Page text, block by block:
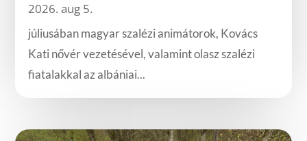
2026. aug 5.
júliusában magyar szalézi animátorok, Kovács
Kati nővér vezetésével, valamint olasz szalézi
fiatalakkal az albániai...